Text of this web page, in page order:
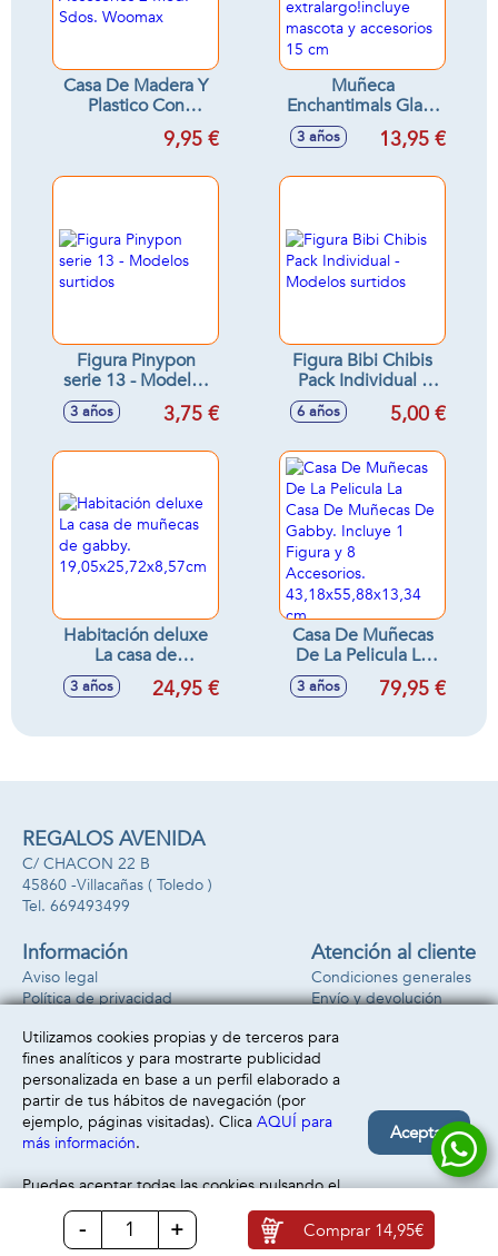
- + Comprar 14,95€
Casa De Madera Y
Plastico Con
Accesorios 2 Mod.
Sdos. Woomax
9,95 €
Muñeca
Enchantimals Glam
Party Guepardo ¡su
pelo es
3 años 13,95 €
Figura Pinypon
serie 13 - Modelos
surtidos
3 años 3,75 €
Figura Bibi Chibis
Pack Individual -
Modelos surtidos
6 años 5,00 €
Habitación deluxe
La casa de
muñecas de gabby.
19,05x25,72x8,57cm
3 años 24,95 €
Casa De Muñecas
De La Pelicula La
Casa De Muñecas
De Gabby. Incluye
Accesorios.
cm.
3 años 79,95 €
REGALOS AVENIDA
C/ CHACON 22 B
45860 -Villacañas ( Toledo )
669493499
Información
Aviso legal
Política de privacidad
Atención al cliente
Condiciones generales
Envío y devolución
Formas de pago
Utilizamos cookies propias y de terceros para
fines analíticos y para mostrarte publicidad
personalizada en base a un perfil elaborado a
partir de tus hábitos de navegación (por
ejemplo, páginas visitadas). Clica AQUÍ para
más información.
Puedes aceptar todas las cookies pulsando el
botón “Aceptar” o configurarlas o rechazar su
uso clicando
AQUÍ
Aceptar